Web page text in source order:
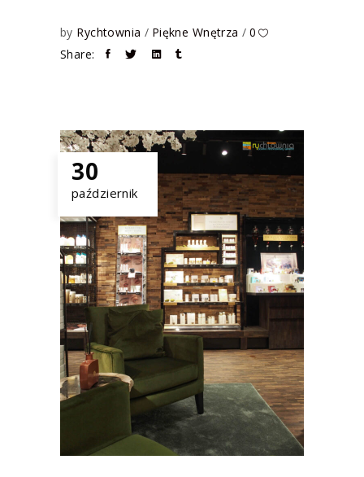
by Rychtownia Piękne Wnętrza
0
Share:
30
październik